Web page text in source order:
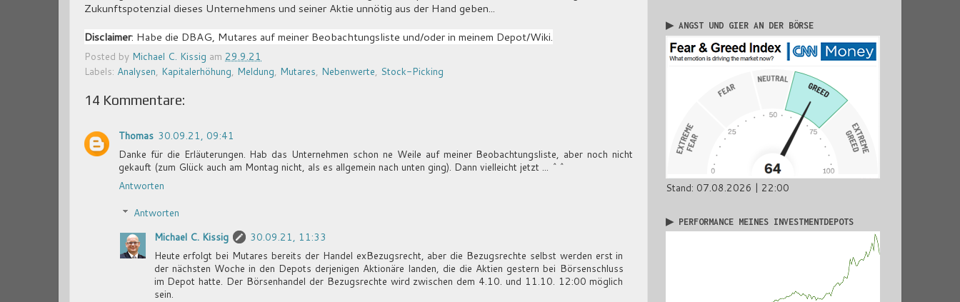
Zukunftspotenzial dieses Unternehmens und seiner Aktie unnötig aus der Hand geben...
Disclaimer: Habe die DBAG, Mutares auf meiner Beobachtungsliste und/oder in meinem Depot/Wiki.
Posted by Michael C. Kissig am 29.9.21
Labels: Analysen, Kapitalerhöhung, Meldung, Mutares, Nebenwerte, Stock-Picking
14 Kommentare:
Thomas 30.09.21, 09:41
Danke für die Erläuterungen. Hab das Unternehmen schon ne Weile auf meiner Beobachtungsliste, aber noch nicht
gekauft (zum Glück auch am Montag nicht, als es allgemein nach unten ging). Dann vielleicht jetzt ... ^^
Antworten
Antworten
Michael C. Kissig
30.09.21, 11:33
Heute erfolgt bei Mutares bereits der Handel exBezugsrecht, aber die Bezugsrechte selbst werden erst in
der nächsten Woche in den Depots derjenigen Aktionäre landen, die die Aktien gestern bei Börsenschluss
im Depot hatte. Der Börsenhandel der Bezugsrechte wird zwischen dem 4.10. und 11.10. 12:00 möglich
sein.
▶ ANGST UND GIER AN DER BÖRSE
Stand: 07.08.2026 | 22:00
▶ PERFORMANCE MEINES INVESTMENTDEPOTS